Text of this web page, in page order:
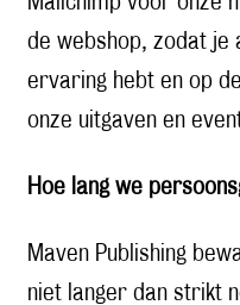
de webshop, zodat je
ervaring hebt en op
onze uitgaven en
Hoe lang we
Maven Publishing
niet langer dan strikt